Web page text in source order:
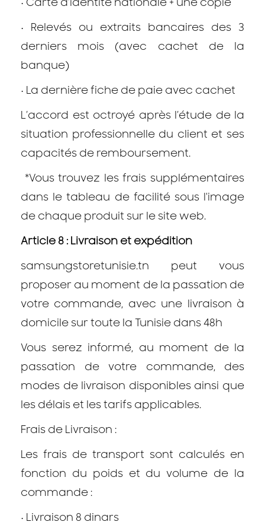
• Carte d’identité nationale + une copie
•
Relevés ou extraits bancaires des 3
derniers mois (avec cachet de la
banque)
• La dernière fiche de paie avec cachet
L’accord est octroyé après l’étude de la
situation professionnelle du client et ses
capacités de remboursement.
*Vous trouvez les frais supplémentaires
dans le tableau de facilité sous l'image
de chaque produit sur le site web.
Article 8 : Livraison et expédition
samsungstoretunisie.tn peut vous
proposer au moment de la passation de
votre commande, avec une livraison à
domicile sur toute la Tunisie dans 48h
Vous serez informé, au moment de la
passation de votre commande, des
modes de livraison disponibles ainsi que
les délais et les tarifs applicables.
Frais de Livraison :
Les frais de transport sont calculés en
fonction du poids et du volume de la
commande :
• Livraison 8 dinars